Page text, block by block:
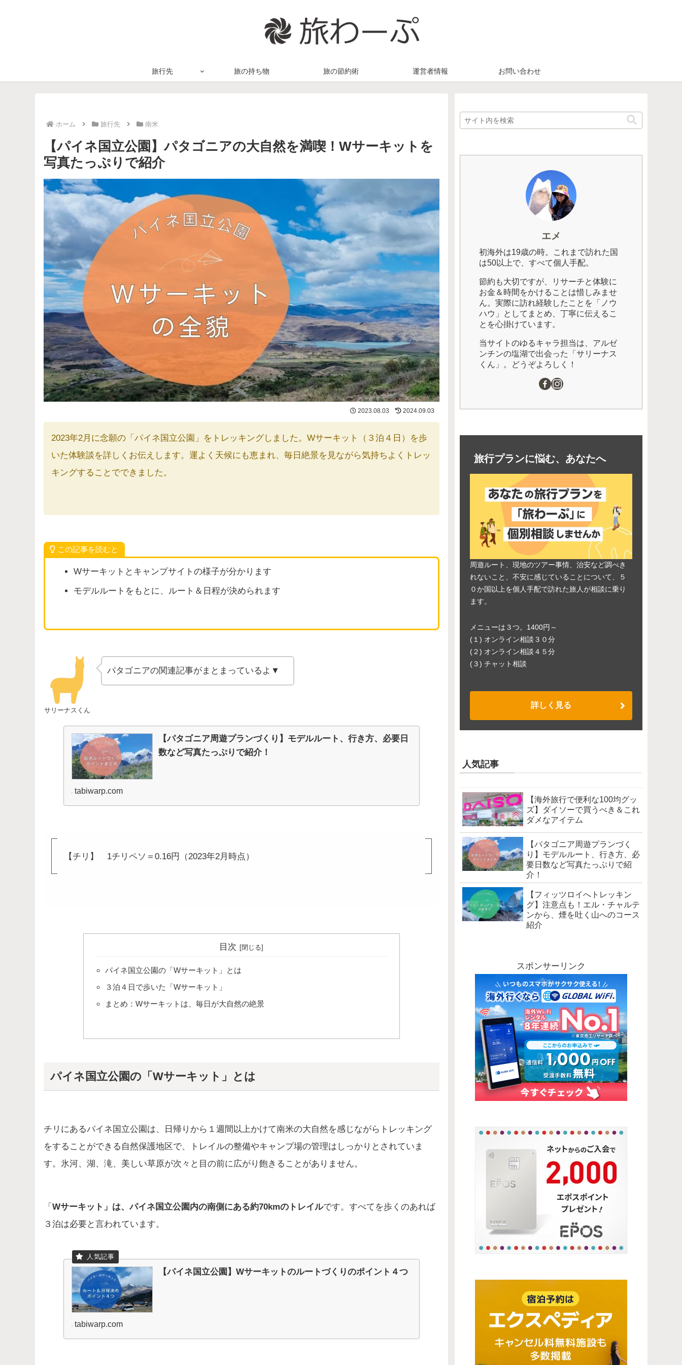
旅行先 旅の持ち物 旅の節約術 運営者情報 お問い合わせ
ホーム 旅行先 南米
【パイネ国立公園】パタゴニアの大自然を満喫！Wサーキットを
写真たっぷりで紹介
2023.08.03 2024.09.03
2023年2月に念願の「パイネ国立公園」をトレッキングしました。Wサーキット（３泊４日）を歩
いた体験談を詳しくお伝えします。運よく天候にも恵まれ、毎日絶景を見ながら気持ちよくトレッ
キングすることでできました。
この記事を読むと
Wサーキットとキャンプサイトの様子が分かります
モデルルートをもとに、ルート＆日程が決められます
サリーナスくん
パタゴニアの関連記事がまとまっているよ▼
【パタゴニア周遊プランづくり】モデルルート、行き方、必要日
数など写真たっぷりで紹介！
tabiwarp.com
【チリ】 1チリペソ＝0.16円（2023年2月時点）
目次
パイネ国立公園の「Wサーキット」とは
３泊４日で歩いた「Wサーキット」
まとめ：Wサーキットは、毎日が大自然の絶景
パイネ国立公園の「Wサーキット」とは
チリにあるパイネ国立公園は、日帰りから１週間以上かけて南米の大自然を感じながらトレッキング
をすることができる自然保護地区で、トレイルの整備やキャンプ場の管理はしっかりとされていま
す。氷河、湖、滝、美しい草原が次々と目の前に広がり飽きることがありません。
「 Wサーキット」は、パイネ国立公園内の南側にある約70kmのトレイルです。すべてを歩くのあれば
３泊は必要と言われています。
【パイネ国立公園】Wサーキットのルートづくりのポイント４つ
tabiwarp.com
エメ
初海外は19歳の時。これまで訪れた国
は50以上で、すべて個人手配。
節約も大切ですが、リサーチと体験に
お金＆時間をかけることは惜しみませ
ん。実際に訪れ経験したことを「ノウ
ハウ」としてまとめ、丁寧に伝えるこ
とを心掛けています。
当サイトのゆるキャラ担当は、アルゼ
ンチンの塩湖で出会った「サリーナス
くん」。どうぞよろしく！
旅行プランに悩む、あなたへ
周遊ルート、現地のツアー事情、治安など調べき
れないこと、不安に感じていることについて、５
０か国以上を個人手配で訪れた旅人が相談に乗り
ます。
メニューは３つ。1400円～
(１) オンライン相談３０分
(２) オンライン相談４５分
(３) チャット相談
詳しく見る
人気記事
【海外旅行で便利な100均グッ
ズ】ダイソーで買うべき＆これ
ダメなアイテム
【パタゴニア周遊プランづく
り】モデルルート、行き方、必
要日数など写真たっぷりで紹
介！
【フィッツロイへトレッキン
グ】注意点も！エル・チャルテ
ンから、煙を吐く山へのコース
紹介
スポンサーリンク